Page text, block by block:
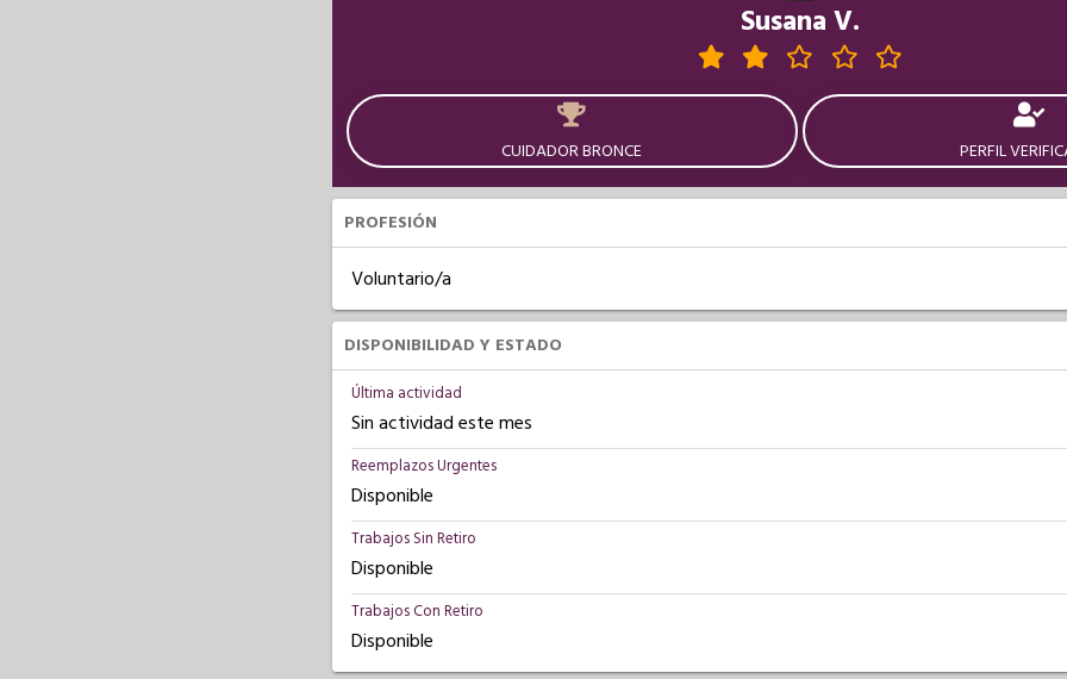
Susana V.
CUIDADOR BRONCE PERFIL
PROFESIÓN
Voluntario/a
DISPONIBILIDAD Y ESTADO
Última actividad
Sin actividad este mes
Reemplazos Urgentes
Disponible
Trabajos Sin Retiro
Disponible
Trabajos Con Retiro
Disponible